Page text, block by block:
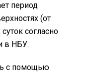
период
(от
согласно
в НБУ.
с помощью